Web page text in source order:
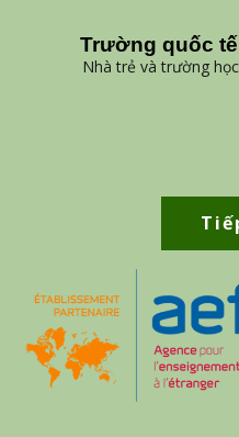
Trường quốc
Nhà trẻ và trường